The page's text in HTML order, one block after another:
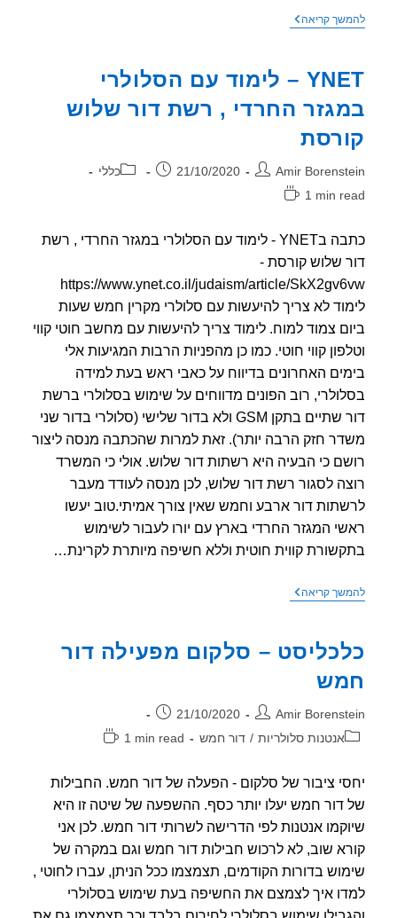
קריאהערים
חכמים?
–
אדם
עולם
–
אלון
ארי
YNET – לימוד עם הסלולרי
החרדי , רשת דור שלוש
Amir פורסם:
21/10/2020 קטגוריה:
כללי
1 min
כתבה בYNET - לימוד עם הסלולרי במגזר החרדי , רשת
שלוש קורסת -
https://www.ynet.co.il/judaism/article/
לא צריך להיעשות עם סלולרי מקרין חמש שעות
צמוד למוח. לימוד צריך להיעשות עם מחשב חוטי קווי
קווי חוטי. כמו כן מהפניות הרבות המגיעות אלי
האחרונים בדיווח על כאבי ראש בעת למידה
רוב הפונים מדווחים על שימוש בסלולרי ברשת
דור שתיים בתקן GSM ולא בדור שלישי (סלולרי בדור שני
חזק הרבה יותר). זאת למרות שהכתבה מנסה ליצור
כי הבעיה היא רשתות דור שלוש. אולי כי המשרד
לסגור רשת דור שלוש, לכן מנסה לעודד מעבר
דור ארבע וחמש שאין צורך אמיתי.טוב יעשו
המגזר החרדי בארץ עם יורו לעבור לשימוש
קווית חוטית וללא חשיפה מיותרת לקרינת…
קריאהYNET
הסלולרי
במגזר
החרדי
,
דור
שלוש
– סלקום מפעילה דור
Amir פורסם:
21/10/2020
אנטנות סלולריות / דור חמש
זמן
1 min read
ציבור של סלקום - הפעלה של דור חמש. החבילות
דור חמש יעלו יותר כסף. ההשפעה של שיטה זו היא
אנטנות לפי הדרישה לשרותי דור חמש. לכן אני
שוב, לא לרכוש חבילות דור חמש וגם במקרה של
בדורות הקודמים, תצמצמו ככל הניתן, עברו לחוטי ,
איך לצמצם את החשיפה בעת שימוש בסלולרי